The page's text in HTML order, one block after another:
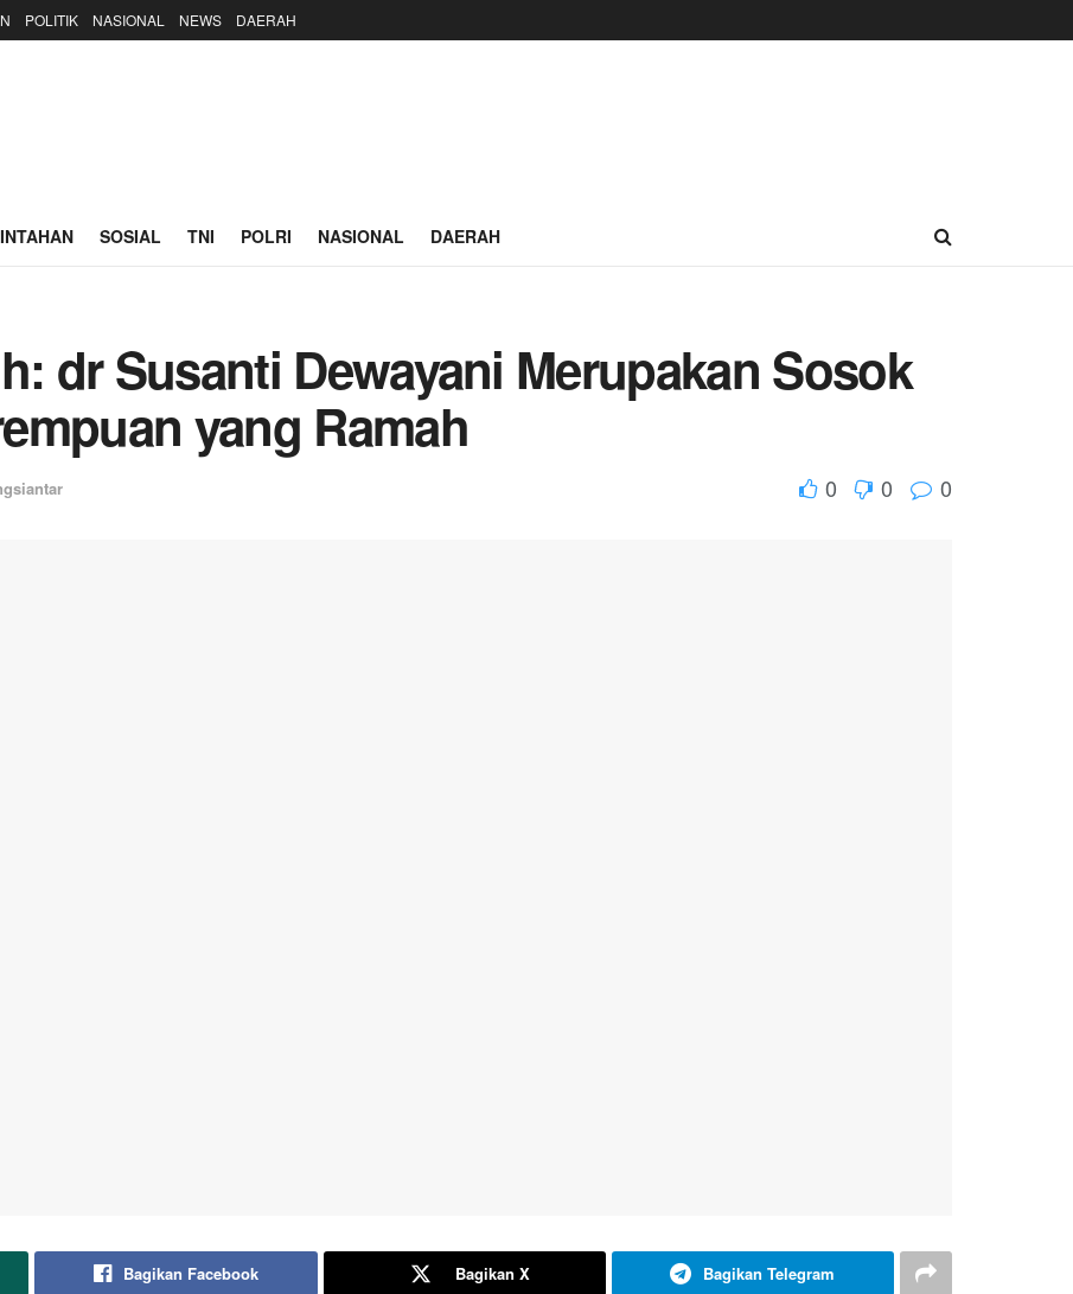
POLITIK NASIONAL NEWS DAERAH
SOSIAL TNI POLRI NASIONAL DAERAH
dr Susanti Dewayani Merupakan Sosok
yang Ramah
0 0 0
Bagikan Facebook Bagikan X Bagikan Telegram